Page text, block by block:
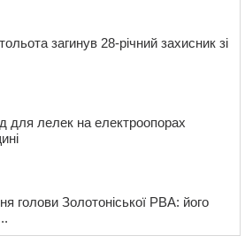
загинув 28-річний захисник зі
для лелек на електроопорах
голови Золотоніської РВА: його